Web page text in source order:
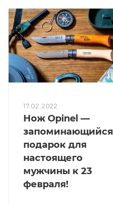
17.02.2022
Нож Opinel —
запоминающийся
подарок для
настоящего
мужчины к 23
февраля!